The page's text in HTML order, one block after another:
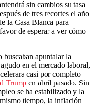
sin cambios su tasa
de tres recortes el año
la Casa Blanca para
de esperar a ver cómo
buscaban apuntalar la
en el mercado laboral,
casi por completo
Trump en abril pasado. Sin
se ha estabilizado y la
tiempo, la inflación